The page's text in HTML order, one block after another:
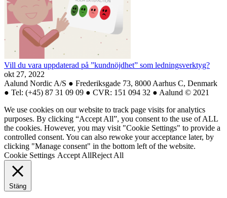
Vill du vara uppdaterad på ”kundnöjdhet” som ledningsverktyg?
okt 27, 2022
Aalund Nordic A/S ● Frederiksgade 73, 8000 Aarhus C, Denmark
● Tel: (+45) 87 31 09 09 ● CVR: 151 094 32 ● Aalund © 2021
We use cookies on our website to track page visits for analytics
purposes. By clicking “Accept All”, you consent to the use of ALL
the cookies. However, you may visit "Cookie Settings" to provide a
controlled consent. You can also rewoke your acceptance later, by
clicking "Manage consent" in the bottom left of the website.
Cookie Settings Accept AllReject All
Stäng